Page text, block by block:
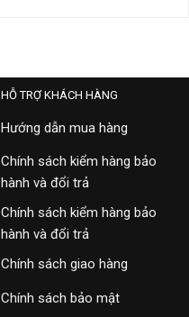
HỖ TRỢ KHÁCH HÀNG
Hướng dẫn mua hàng
Chính sách kiểm hàng bảo
hành và đổi trả
Chính sách kiểm hàng bảo
hành và đổi trả
Chính sách giao hàng
Chính sách bảo mật